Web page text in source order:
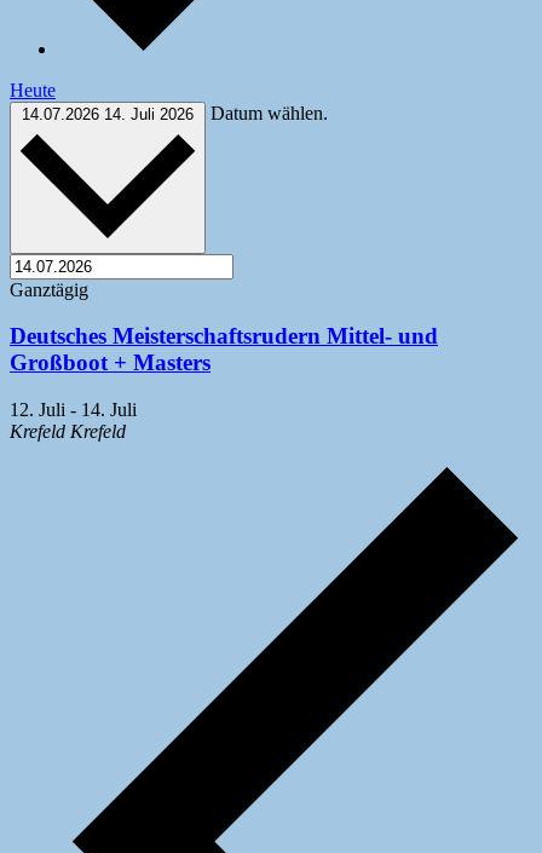
Heute
14.07.2026 14. Juli 2026 Datum wählen.
Ganztägig
Deutsches Meisterschaftsrudern Mittel- und
Großboot + Masters
12. Juli - 14. Juli
Krefeld Krefeld